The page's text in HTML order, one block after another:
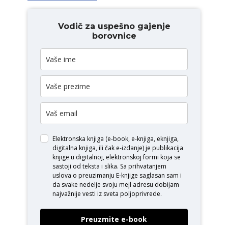
Vodič za uspešno gajenje
borovnice
Elektronska knjiga (e-book, e-knjiga, eknjiga,
digitalna knjiga, ili čak e-izdanje) je publikacija
knjige u digitalnoj, elektronskoj formi koja se
sastoji od teksta i slika. Sa prihvatanjem
uslova o preuzimanju E-knjige saglasan sam i
da svake nedelje svoju mejl adresu dobijam
najvažnije vesti iz sveta poljoprivrede.
Preuzmite e-book